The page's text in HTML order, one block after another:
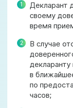
Декларант
своему
время
В случае
декларанту
в
по
часов;